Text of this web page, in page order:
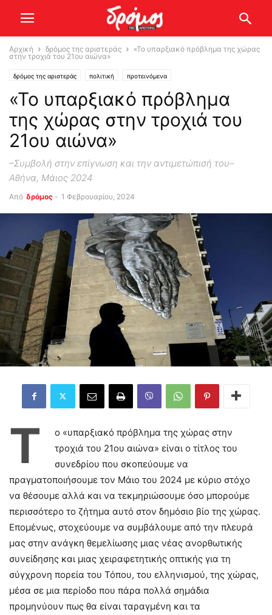
Αρχική δρόμος της αριστεράς
«Το υπαρξιακό πρόβλημα της χώρας
στην τροχιά του 21ου αιώνα»
δρόμος της αριστεράς πολιτική προτεινόμενα
«Το υπαρξιακό πρόβλημα
της χώρας στην τροχιά του
21ου αιώνα»
–Συμβολή στην επίγνωση και την αντιμετώπισή του–
Αθήνα, Μάιος 2024
Από δρόμος - 1 Φεβρουαρίου, 2024
Τ
ο «υπαρξιακό πρόβλημα της χώρας στην
τροχιά του 21ου αιώνα» είναι ο τίτλος του
συνεδρίου που σκοπεύουμε να
πραγματοποιήσουμε τον Μάιο του 2024 με κύριο στόχο
να θέσουμε αλλά και να τεκμηριώσουμε όσο μπορούμε
περισσότερο το ζήτημα αυτό στον δημόσιο βίο της χώρας.
Επομένως, στοχεύουμε να συμβάλουμε από την πλευρά
μας στην ανάγκη θεμελίωσης μιας νέας ανορθωτικής
συνείδησης και μιας χειραφετητικής οπτικής για τη
σύγχρονη πορεία του Τόπου, του ελληνισμού, της χώρας,
μέσα σε μια περίοδο που πάρα πολλά σημάδια
προμηνύουν πως θα είναι ταραγμένη και τα